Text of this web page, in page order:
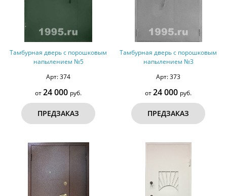
Тамбурная дверь с порошковым
напылением №5
Арт: 374
от24 000 руб.
ПРЕДЗАКАЗ
Тамбурная дверь с порошковым
напылением №3
Арт: 373
от24 000 руб.
ПРЕДЗАКАЗ